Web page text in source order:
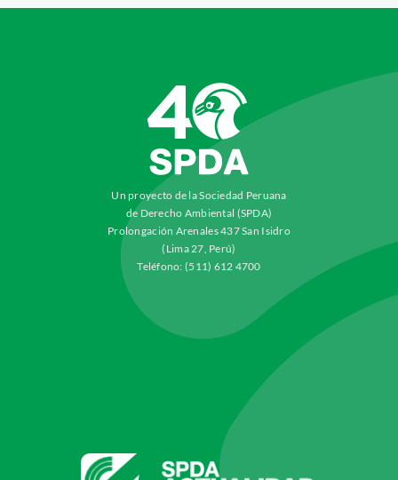
Un proyecto de la Sociedad Peruana
de Derecho Ambiental (SPDA)
Prolongación Arenales 437 San Isidro
(Lima 27, Perú)
Teléfono: (511) 612 4700